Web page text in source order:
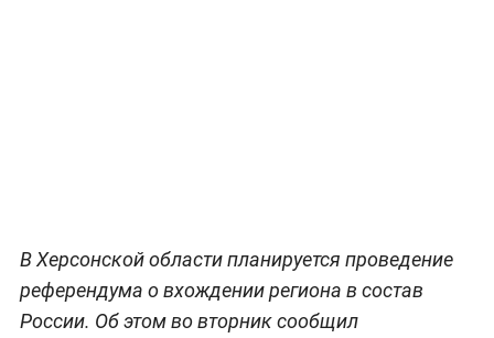
В Херсонской области планируется проведение
референдума о вхождении региона в состав
России. Об этом во вторник сообщил